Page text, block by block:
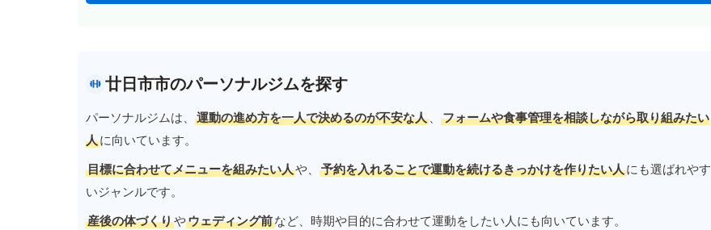
廿日市市のパーソナルジムを探す
パーソナルジムは、 運動の進め方を一人で決めるのが不安な人 、
フォームや食事管理を相談しながら取り組みたい
人に向いています。
目標に合わせてメニューを組みたい人や、 予約を入れることで運動を続けるきっかけを作りたい人にも選ばれやす
いジャンルです。
産後の体づくりやウェディング前など、時期や目的に合わせて運動をしたい人にも向いています。